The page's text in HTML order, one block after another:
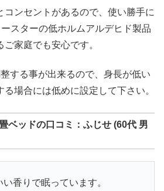
コンセントがあるので、使い勝手に
スターの低ホルムアルデヒド製品
家庭でも安心です。
する事が出来るので、身長が低い
場合には低めに設定して下さい。
ベッドの口コミ：ふじせ (60代 男
香りで眠っています。